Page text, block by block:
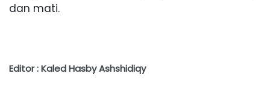
dan mati.
Editor : Kaled Hasby Ashshidiqy